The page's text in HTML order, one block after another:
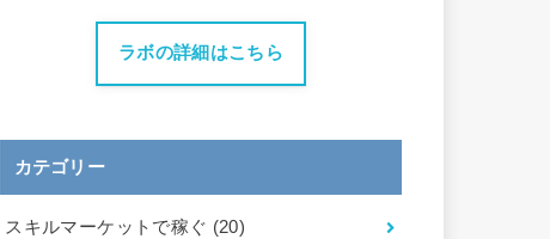
ラボの詳細はこちら
カテゴリー
スキルマーケットで稼ぐ (20)